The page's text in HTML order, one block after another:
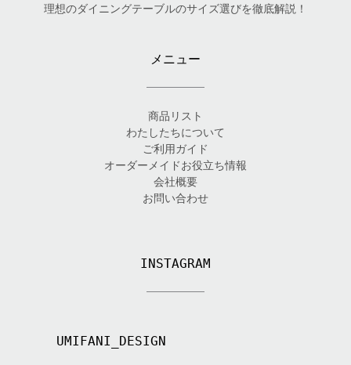
理想のダイニングテーブルのサイズ選びを徹底解説！
メニュー
商品リスト
わたしたちについて
ご利用ガイド
オーダーメイドお役立ち情報
会社概要
お問い合わせ
INSTAGRAM
UMIFANI_DESIGN